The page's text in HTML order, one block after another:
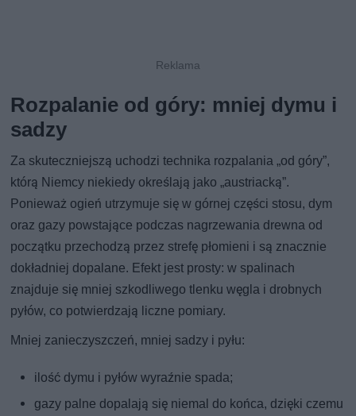
Rozpalanie od góry: mniej dymu i
sadzy
Za skuteczniejszą uchodzi technika rozpalania „od góry”,
którą Niemcy niekiedy określają jako „austriacką”.
Ponieważ ogień utrzymuje się w górnej części stosu, dym
oraz gazy powstające podczas nagrzewania drewna od
początku przechodzą przez strefę płomieni i są znacznie
dokładniej dopalane. Efekt jest prosty: w spalinach
znajduje się mniej szkodliwego tlenku węgla i drobnych
pyłów, co potwierdzają liczne pomiary.
Mniej zanieczyszczeń, mniej sadzy i pyłu:
ilość dymu i pyłów wyraźnie spada;
gazy palne dopalają się niemal do końca, dzięki czemu